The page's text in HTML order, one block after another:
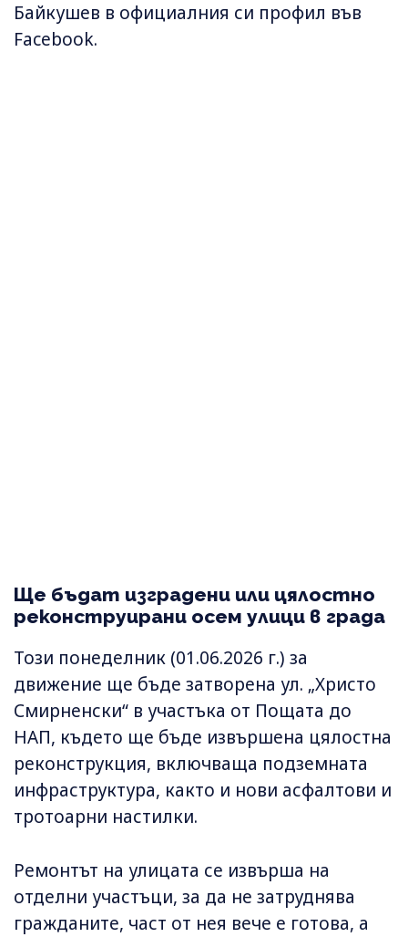
Байкушев в официалния си профил във
Facebook.
Ще бъдат изградени или цялостно
реконструирани осем улици в града
Този понеделник (01.06.2026 г.) за
движение ще бъде затворена ул. „Христо
Смирненски“ в участъка от Пощата до
НАП, където ще бъде извършена цялостна
реконструкция, включваща подземната
инфраструктура, както и нови асфалтови и
тротоарни настилки.
Ремонтът на улицата се извърша на
отделни участъци, за да не затруднява
гражданите, част от нея вече е готова, а